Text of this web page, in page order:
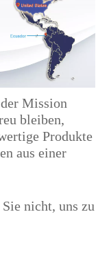
Mission
bleiben,
Produkte
aus einer
nicht, uns zu